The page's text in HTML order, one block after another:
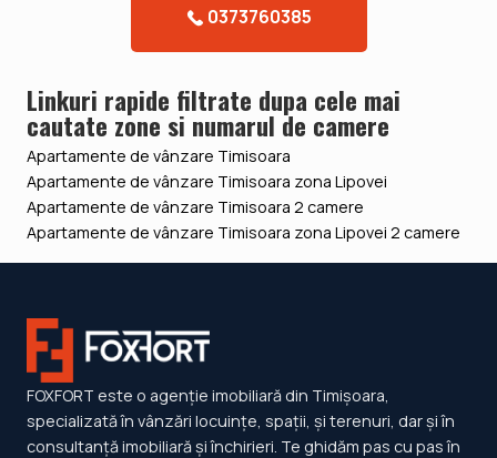
0373760385
Linkuri rapide filtrate dupa cele mai
cautate zone si numarul de camere
Apartamente de vânzare Timisoara
Apartamente de vânzare Timisoara zona Lipovei
Apartamente de vânzare Timisoara 2 camere
Apartamente de vânzare Timisoara zona Lipovei 2 camere
FOXFORT este o agenție imobiliară din Timișoara,
specializată în vânzări locuințe, spații, și terenuri, dar și în
consultanță imobiliară și închirieri. Te ghidăm pas cu pas în